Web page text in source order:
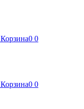
Корзина0 0
Корзина0 0